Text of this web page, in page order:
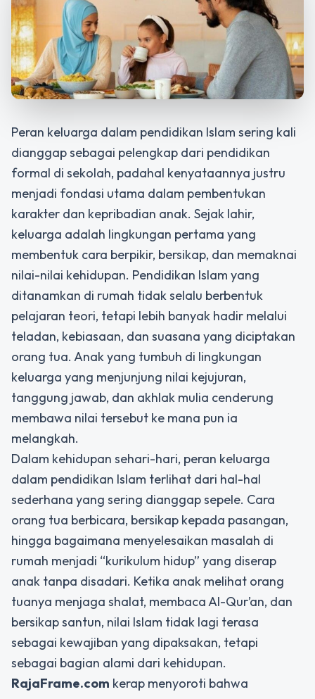
Peran keluarga dalam pendidikan Islam sering kali
dianggap sebagai pelengkap dari pendidikan
formal di sekolah, padahal kenyataannya justru
menjadi fondasi utama dalam pembentukan
karakter dan kepribadian anak. Sejak lahir,
keluarga adalah lingkungan pertama yang
membentuk cara berpikir, bersikap, dan memaknai
nilai-nilai kehidupan. Pendidikan Islam yang
ditanamkan di rumah tidak selalu berbentuk
pelajaran teori, tetapi lebih banyak hadir melalui
teladan, kebiasaan, dan suasana yang diciptakan
orang tua. Anak yang tumbuh di lingkungan
keluarga yang menjunjung nilai kejujuran,
tanggung jawab, dan akhlak mulia cenderung
membawa nilai tersebut ke mana pun ia
melangkah.
Dalam kehidupan sehari-hari, peran keluarga
dalam pendidikan Islam terlihat dari hal-hal
sederhana yang sering dianggap sepele. Cara
orang tua berbicara, bersikap kepada pasangan,
hingga bagaimana menyelesaikan masalah di
rumah menjadi “kurikulum hidup” yang diserap
anak tanpa disadari. Ketika anak melihat orang
tuanya menjaga shalat, membaca Al-Qur’an, dan
bersikap santun, nilai Islam tidak lagi terasa
sebagai kewajiban yang dipaksakan, tetapi
sebagai bagian alami dari kehidupan.
RajaFrame.com kerap menyoroti bahwa